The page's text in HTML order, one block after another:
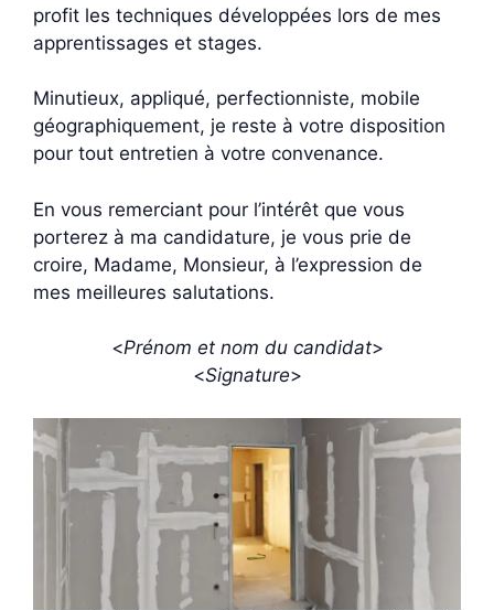
profit les techniques développées lors de mes
apprentissages et stages.
Minutieux, appliqué, perfectionniste, mobile
géographiquement, je reste à votre disposition
pour tout entretien à votre convenance.
En vous remerciant pour l’intérêt que vous
porterez à ma candidature, je vous prie de
croire, Madame, Monsieur, à l’expression de
mes meilleures salutations.
<Prénom et nom du candidat>
<Signature>